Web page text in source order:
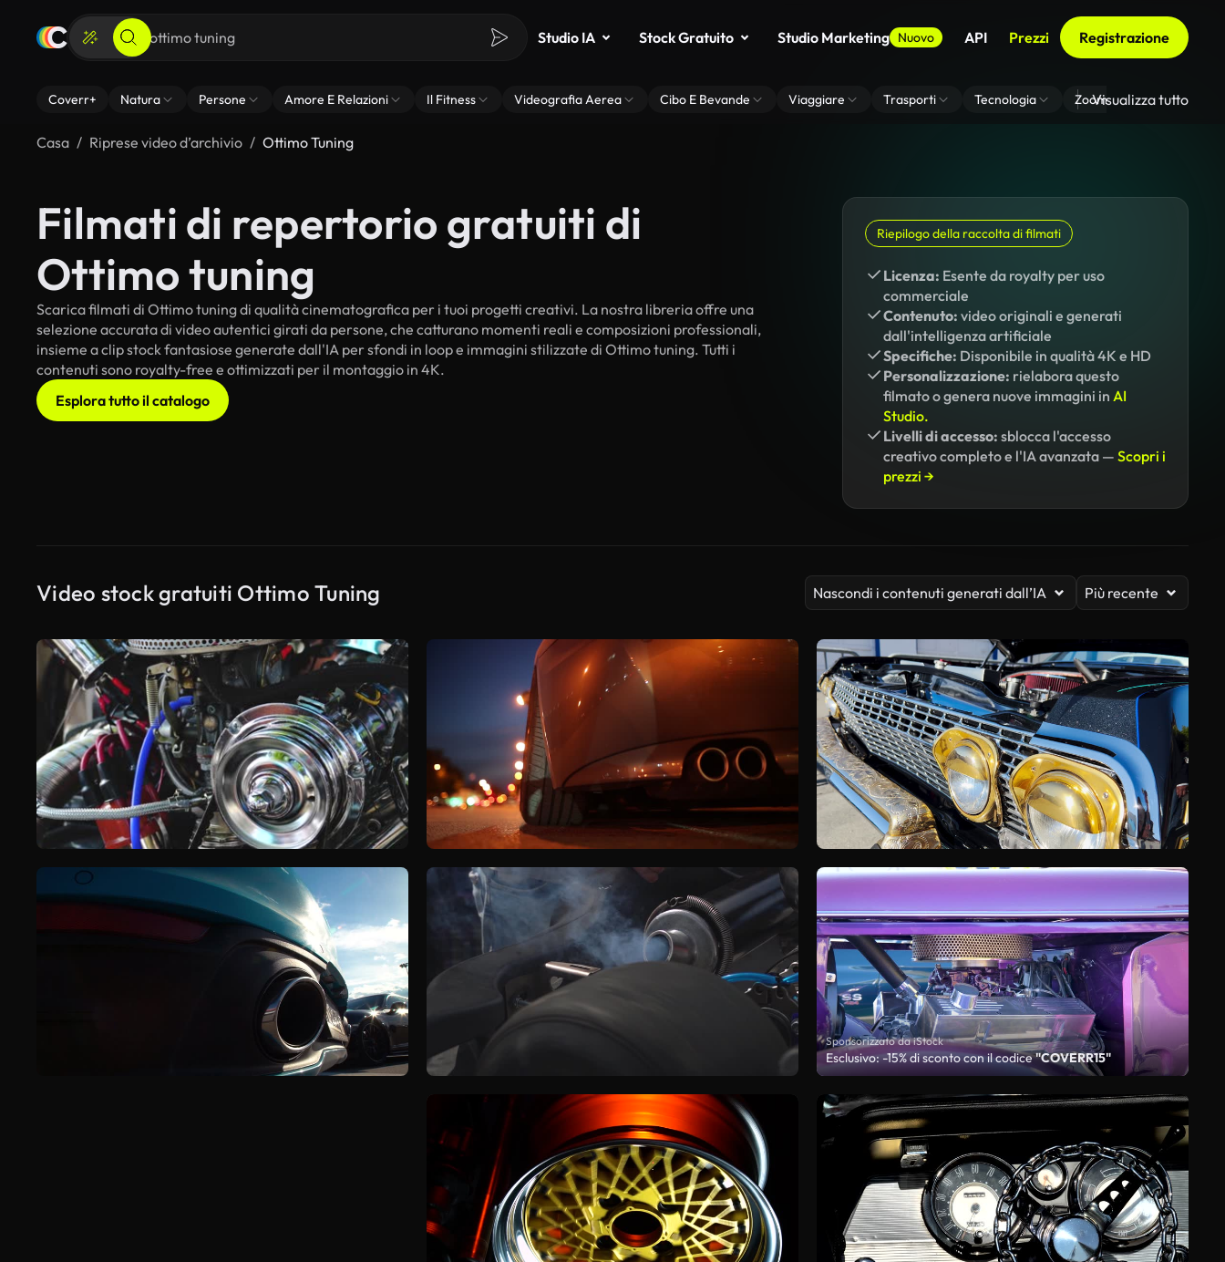
Studio IA Stock Gratuito Studio Marketing Nuovo API Prezzi Registrazione
Coverr+ Natura Persone Amore E Relazioni Il Fitness Videografia Aerea Cibo E Bevande Viaggiare Trasporti Tecnologia Zoom Di Sfondo Virtuale
Visualizza tutto
Casa Riprese video d’archivio Ottimo Tuning
Filmati di repertorio gratuiti di
Ottimo tuning
Scarica filmati di Ottimo tuning di qualità cinematografica per i tuoi progetti creativi. La nostra libreria offre una
selezione accurata di video autentici girati da persone, che catturano momenti reali e composizioni professionali,
insieme a clip stock fantasiose generate dall'IA per sfondi in loop e immagini stilizzate di Ottimo tuning. Tutti i
contenuti sono royalty-free e ottimizzati per il montaggio in 4K.
Esplora tutto il catalogo
Riepilogo della raccolta di filmati
Licenza: Esente da royalty per uso
commerciale
Contenuto: video originali e generati
dall'intelligenza artificiale
Specifiche: Disponibile in qualità 4K e HD
Personalizzazione: rielabora questo
filmato o genera nuove immagini in AI
Studio.
Livelli di accesso: sblocca l'accesso
creativo completo e l'IA avanzata — Scopri i
prezzi →
Video stock gratuiti Ottimo Tuning Nascondi i contenuti generati dall’IA Più recente
Sponsorizzato da iStock
Esclusivo: -15% di sconto con il codice"COVERR15"